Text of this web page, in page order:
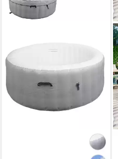
Whirlpool MCW-N97-Er-180,